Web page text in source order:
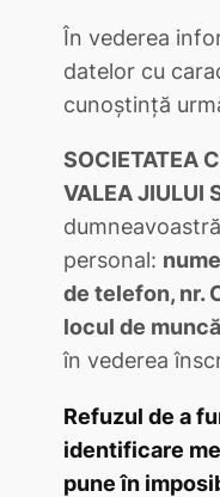
În vederea
datelor cu
cunoștință
SOCIETATEA
VALEA JIULUI
personal:
de telefon, nr.
locul de muncă
în vederea
Refuzul de a
identificare
pune în